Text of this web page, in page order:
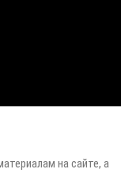
на сайте, а